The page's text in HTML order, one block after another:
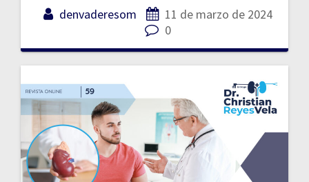
denvaderesom
11 de marzo de 2024
0